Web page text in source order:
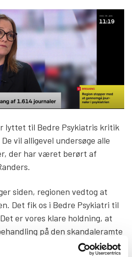
lyttet til Bedre Psykiatris kritik
vil alligevel undersøge alle
der har været berørt af
siden, regionen vedtog at
Det fik os i Bedre Psykiatri til
er vores klare holdning, at
på den skandaleramte
besked om, hvad de har været